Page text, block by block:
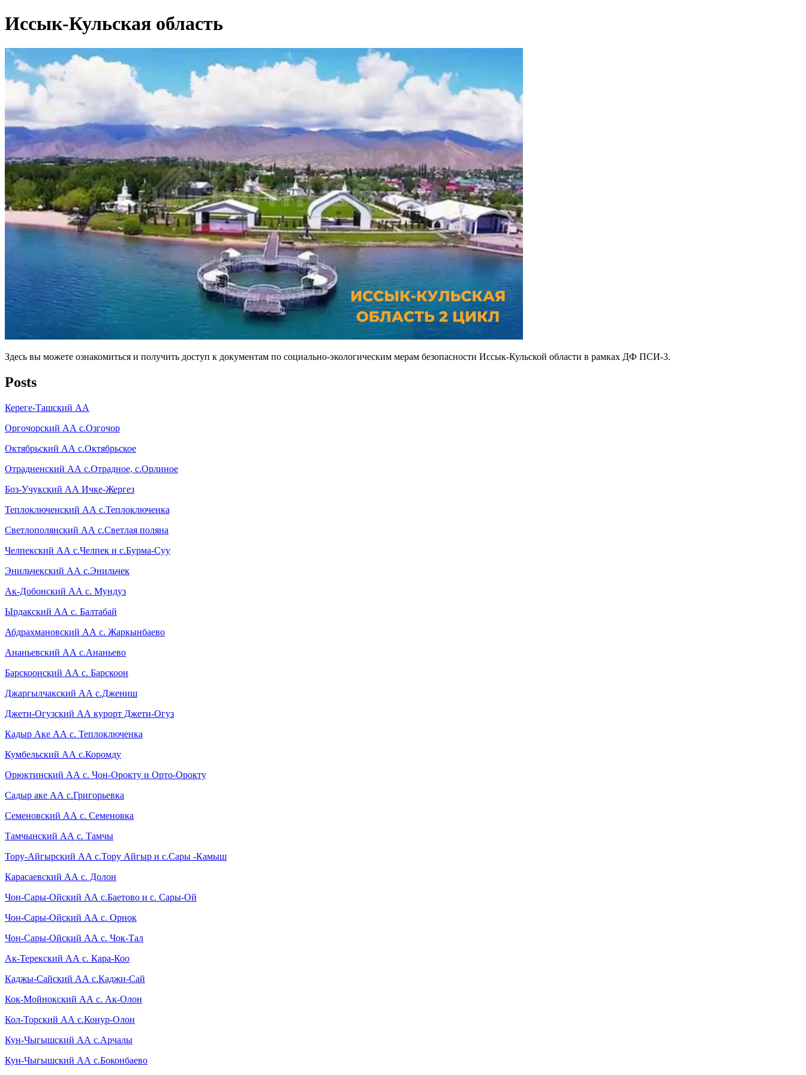
Иссык-Кульская область
Здесь вы можете ознакомиться и получить доступ к документам по социально-экологическим мерам безопасности Иссык-Кульской области в рамках ДФ ПСИ-3.
Posts
Кереге-Ташский АА
Оргочорский АА с.Озгочор
Октябрьский АА с.Октябрьское
Отрадненский АА с.Отрадное, с.Орлиное
Боз-Учукский АА Ичке-Жергез
Теплоключенский АА с.Теплоключенка
Светлополянский АА с.Светлая поляна
Челпекский АА с.Челпек и с.Бурма-Суу
Энильчекский АА с.Энильчек
Ак-Добонский АА с. Мундуз
Ырдакский АА с. Балтабай
Абдрахмановский АА с. Жаркынбаево
Ананьевский АА с.Ананьево
Барскоонский АА с. Барскоон
Джаргылчакский АА с.Джениш
Джети-Огузский АА курорт Джети-Огуз
Кадыр Аке АА с. Теплоключенка
Кумбельский АА с.Коромду
Орюктинский АА с. Чон-Орокту и Орто-Орокту
Садыр аке АА с.Григорьевка
Семеновский АА с. Семеновка
Тамчынский АА с. Тамчы
Тору-Айгырский АА с.Тору Айгыр и с.Сары -Камыш
Карасаевский АА с. Долон
Чон-Сары-Ойский АА с.Баетово и с. Сары-Ой
Чон-Сары-Ойский АА с. Орнок
Чон-Сары-Ойский АА с. Чок-Тал
Ак-Терекский АА с. Кара-Коо
Каджы-Сайский АА с.Каджи-Сай
Кок-Мойнокский АА с. Ак-Олон
Кол-Торский АА с.Конур-Олон
Кун-Чыгышский АА с.Арчалы
Кун-Чыгышский АА с.Боконбаево